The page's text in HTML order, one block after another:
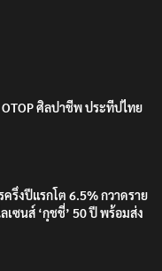
ศิลปาชีพ ประทีปไทย
รึ่งปีแรกโต 6.5% กวาดราย
เซนส์ ‘กุชชี่’ 50 ปี พร้อมส่ง